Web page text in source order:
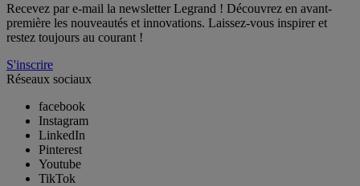
Recevez par e-mail la newsletter Legrand ! Découvrez en avant-
première les nouveautés et innovations. Laissez-vous inspirer et
restez toujours au courant !
S'inscrire
Réseaux sociaux
facebook
Instagram
LinkedIn
Pinterest
Youtube
TikTok